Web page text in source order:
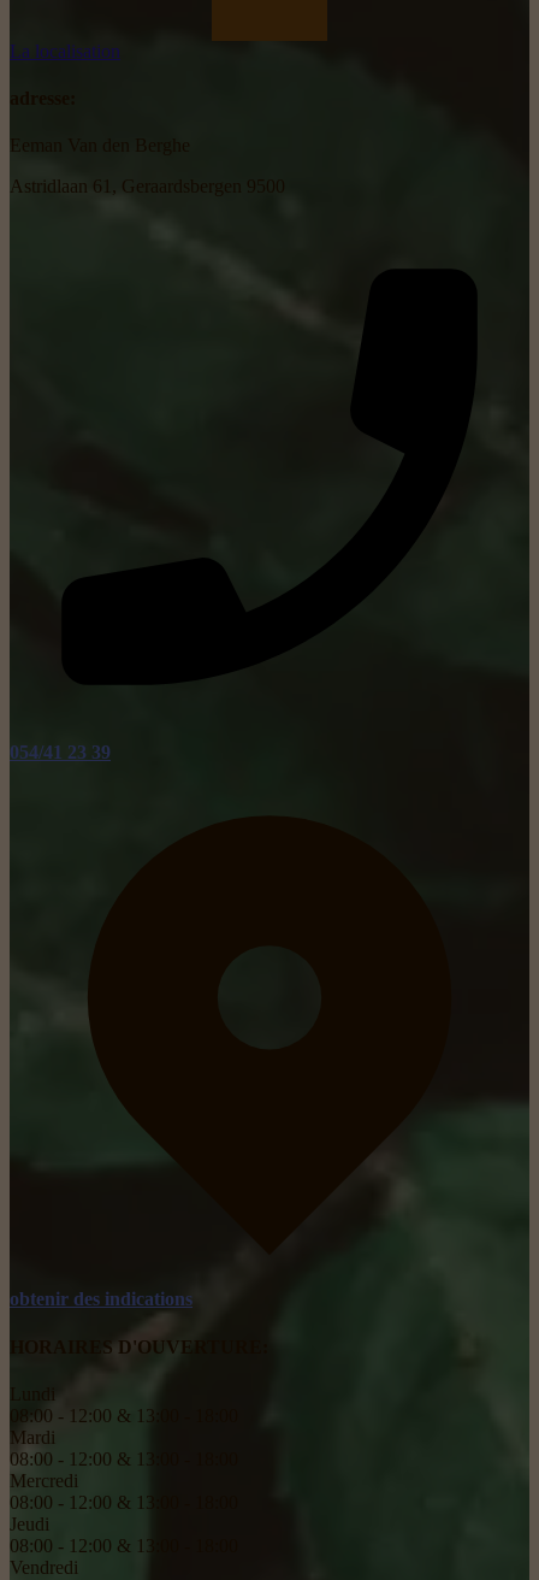
La localisation
Astridlaan 61, Geraardsbergen 9500
054/41 23 39
obtenir des indications
HORAIRES D'OUVERTURE:
08:00 - 12:00 & 13:00 - 18:00
Mardi
08:00 - 12:00 & 13:00 - 18:00
Mercredi
08:00 - 12:00 & 13:00 - 18:00
Jeudi
08:00 - 12:00 & 13:00 - 18:00
Vendredi